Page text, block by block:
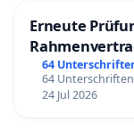
Erneute
64
64
24 Jul 2026